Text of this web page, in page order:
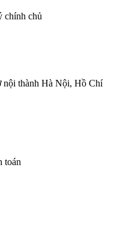
chính chủ
nội thành Hà Nội, Hồ Chí
toán